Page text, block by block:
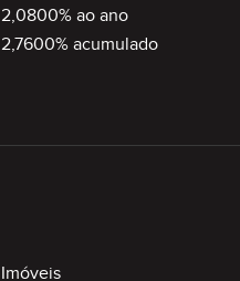
2,0800% ao ano
2,7600% acumulado
Imóveis